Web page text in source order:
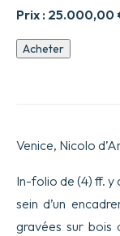
Prix : 25.000,00
quantité
de
Acheter
Venice, Nicolo
In-folio de (4) ff. y
sein d’un
gravées sur bois